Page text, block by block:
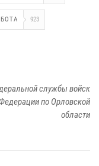
923
службы войск
по Орловской
области